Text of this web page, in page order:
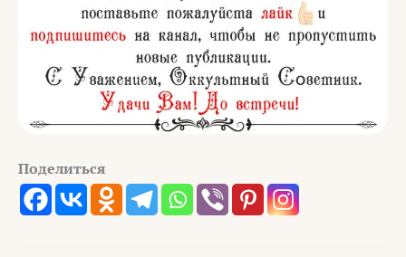
Поделиться